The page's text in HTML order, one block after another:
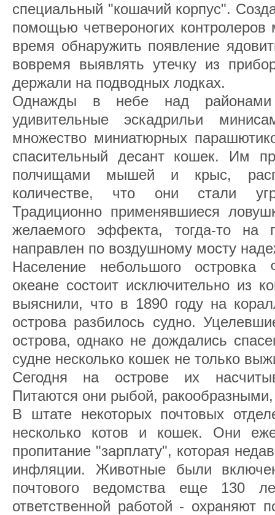
специальный "кошачий корпус".
помощью четвероногих
время обнаружить появление
вовремя выявлять утечку из
держали на подводных лодках.
Однажды в небе над районами
удивительные эскадрильи
множество миниатюрных
спасительный десант кошек. Им
полчищами мышей и крыс,
количестве, что они стали
Традиционно применявшиеся
желаемого эффекта, тогда-то
направлен по воздушному мосту
Население небольшого
океане состоит исключительно из
выяснили, что в 1890 году на
острова разбилось судно.
острова, однако не дождались
судне несколько кошек не только
Сегодня на острове их
Питаются они рыбой,
В штате некоторых почтовых
несколько котов и кошек. Они
пропитание "зарплату", которая
инфляции. Животные были
почтового ведомства еще 130
ответственной работой - охраняют